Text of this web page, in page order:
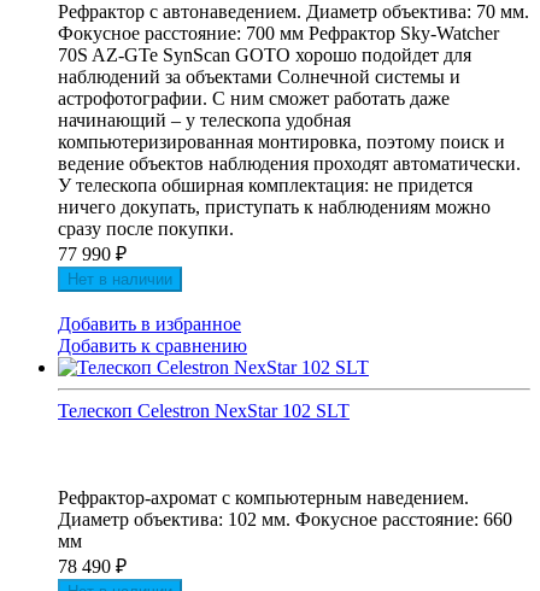
Рефрактор с автонаведением. Диаметр объектива: 70 мм.
Фокусное расстояние: 700 мм Рефрактор Sky-Watcher
70S AZ-GTe SynScan GOTO хорошо подойдет для
наблюдений за объектами Солнечной системы и
астрофотографии. С ним сможет работать даже
начинающий – у телескопа удобная
компьютеризированная монтировка, поэтому поиск и
ведение объектов наблюдения проходят автоматически.
У телескопа обширная комплектация: не придется
ничего докупать, приступать к наблюдениям можно
сразу после покупки.
77 990 ₽
Нет в наличии
Добавить в избранное
Добавить к сравнению
Телескоп Celestron NexStar 102 SLT
Рефрактор-ахромат с компьютерным наведением.
Диаметр объектива: 102 мм. Фокусное расстояние: 660
мм
78 490 ₽